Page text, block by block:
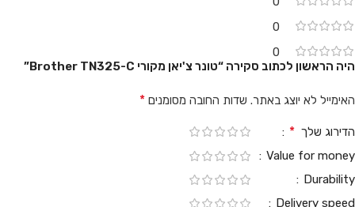
0
0
היה הראשון לכתוב סקירה “טונר צ'יאן מקורי Brother TN325-C”
האימייל לא יוצג באתר. שדות החובה מסומנים *
הדירוג שלך *
Value for money
Durability
Delivery speed